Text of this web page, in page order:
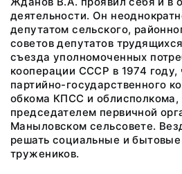
деятельности. Он
депутатом сельского,
советов депутатов
съезда уполномоченных
кооперации СССР в 1974 году,
партийно-государственного
обкома КПСС и облисполкома,
председателем первичной
Маныловском сельсовете.
решать социальные и
тружеников.